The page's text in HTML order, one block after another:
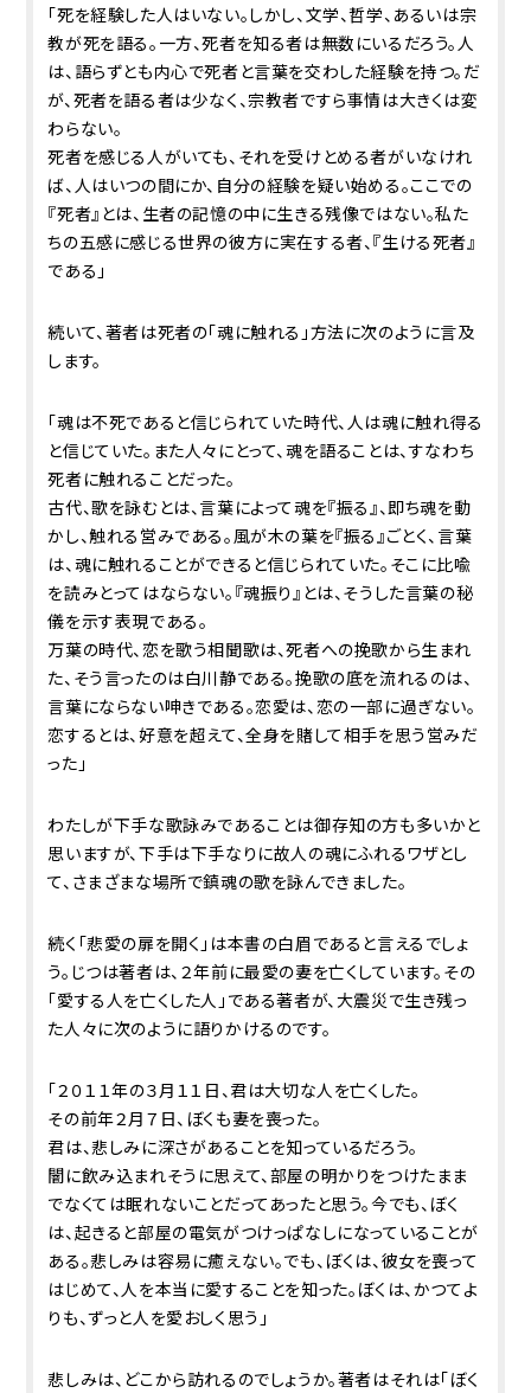
「死を経験した人はいない。しかし、文学、哲学、あるいは宗
教が死を語る。一方、死者を知る者は無数にいるだろう。人
は、語らずとも内心で死者と言葉を交わした経験を持つ。だ
が、死者を語る者は少なく、宗教者ですら事情は大きくは変
わらない。
死者を感じる人がいても、それを受けとめる者がいなけれ
ば、人はいつの間にか、自分の経験を疑い始める。ここでの
『死者』とは、生者の記憶の中に生きる残像ではない。私た
ちの五感に感じる世界の彼方に実在する者、『生ける死者』
である」
続いて、著者は死者の「魂に触れる」方法に次のように言及
します。
「魂は不死であると信じられていた時代、人は魂に触れ得る
と信じていた。また人々にとって、魂を語ることは、すなわち
死者に触れることだった。
古代、歌を詠むとは、言葉によって魂を『振る』、即ち魂を動
かし、触れる営みである。風が木の葉を『振る』ごとく、言葉
は、魂に触れることができると信じられていた。そこに比喩
を読みとってはならない。『魂振り』とは、そうした言葉の秘
儀を示す表現である。
万葉の時代、恋を歌う相聞歌は、死者への挽歌から生まれ
た、そう言ったのは白川静である。挽歌の底を流れるのは、
言葉にならない呻きである。恋愛は、恋の一部に過ぎない。
恋するとは、好意を超えて、全身を賭して相手を思う営みだ
った」
わたしが下手な歌詠みであることは御存知の方も多いかと
思いますが、下手は下手なりに故人の魂にふれるワザとし
て、さまざまな場所で鎮魂の歌を詠んできました。
続く「悲愛の扉を開く」は本書の白眉であると言えるでしょ
う。じつは著者は、２年前に最愛の妻を亡くしています。その
「愛する人を亡くした人」である著者が、大震災で生き残っ
た人々に次のように語りかけるのです。
「２０１１年の３月１１日、君は大切な人を亡くした。
その前年２月７日、ぼくも妻を喪った。
君は、悲しみに深さがあることを知っているだろう。
闇に飲み込まれそうに思えて、部屋の明かりをつけたまま
でなくては眠れないことだってあったと思う。今でも、ぼく
は、起きると部屋の電気がつけっぱなしになっていることが
ある。悲しみは容易に癒えない。でも、ぼくは、彼女を喪って
はじめて、人を本当に愛することを知った。ぼくは、かつてよ
りも、ずっと人を愛おしく思う」
悲しみは、どこから訪れるのでしょうか。著者はそれは「ぼく